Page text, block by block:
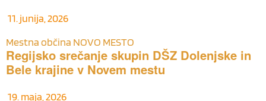
11. junija, 2026
Mestna občina NOVO MESTO
Regijsko srečanje skupin DŠZ Dolenjske in
Bele krajine v Novem mestu
19. maja, 2026